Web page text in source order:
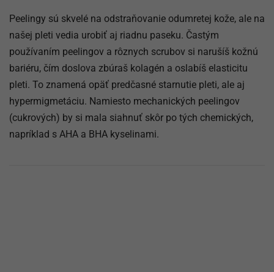
Peelingy sú skvelé na odstraňovanie odumretej kože, ale na
našej pleti vedia urobiť aj riadnu paseku. Častým
používaním peelingov a rôznych scrubov si narušíš kožnú
bariéru, čím doslova zbúraš kolagén a oslabíš elasticitu
pleti. To znamená opäť predčasné starnutie pleti, ale aj
hypermigmetáciu. Namiesto mechanických peelingov
(cukrových) by si mala siahnuť skôr po tých chemických,
napríklad s AHA a BHA kyselinami.